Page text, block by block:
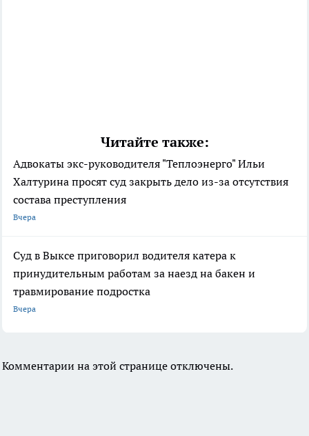
Читайте также:
Адвокаты экс-руководителя "Теплоэнерго" Ильи
Халтурина просят суд закрыть дело из-за отсутствия
состава преступления
Вчера
Суд в Выксе приговорил водителя катера к
принудительным работам за наезд на бакен и
травмирование подростка
Вчера
Комментарии на этой странице отключены.